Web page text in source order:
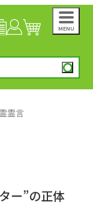
MENU
霊言
ー”の正体